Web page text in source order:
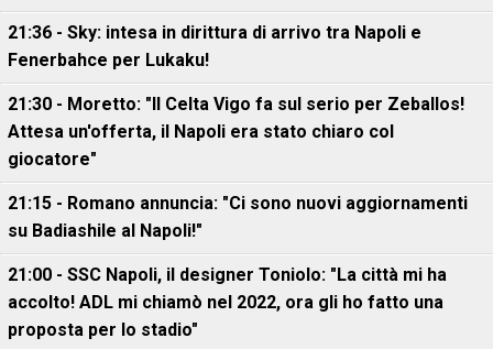
21:36 - Sky: intesa in dirittura di arrivo tra Napoli e
Fenerbahce per Lukaku!
21:30 - Moretto: "Il Celta Vigo fa sul serio per Zeballos!
Attesa un'offerta, il Napoli era stato chiaro col
giocatore"
21:15 - Romano annuncia: "Ci sono nuovi aggiornamenti
su Badiashile al Napoli!"
21:00 - SSC Napoli, il designer Toniolo: "La città mi ha
accolto! ADL mi chiamò nel 2022, ora gli ho fatto una
proposta per lo stadio"